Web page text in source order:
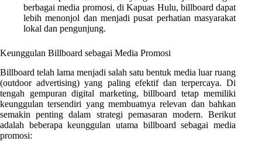
berbagai media promosi, di Kapuas Hulu, billboard dapat
lebih menonjol dan menjadi pusat perhatian masyarakat
lokal dan pengunjung.
Keunggulan Billboard sebagai Media Promosi
Billboard telah lama menjadi salah satu bentuk media luar ruang
(outdoor advertising) yang paling efektif dan terpercaya. Di
tengah gempuran digital marketing, billboard tetap memiliki
keunggulan tersendiri yang membuatnya relevan dan bahkan
semakin penting dalam strategi pemasaran modern. Berikut
adalah beberapa keunggulan utama billboard sebagai media
promosi: